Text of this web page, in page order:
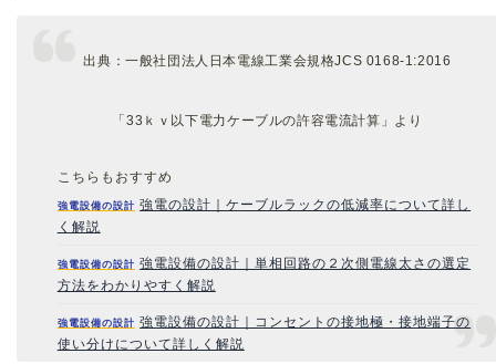
出典：一般社団法人日本電線工業会規格JCS 0168-1:2016
「33ｋｖ以下電力ケーブルの許容電流計算」より
こちらもおすすめ
強電設備の設計 強電の設計｜ケーブルラックの低減率について詳し
く解説
強電設備の設計 強電設備の設計｜単相回路の２次側電線太さの選定
方法をわかりやすく解説
強電設備の設計 強電設備の設計｜コンセントの接地極・接地端子の
使い分けについて詳しく解説